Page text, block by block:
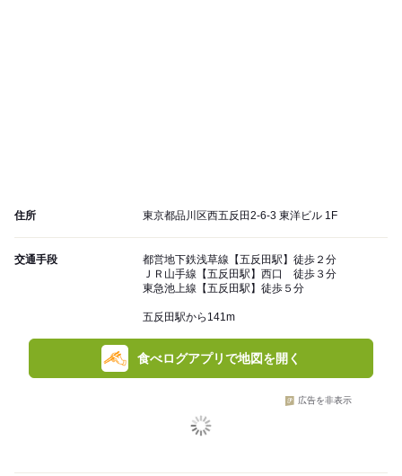
住所 東京都品川区西五反田2-6-3 東洋ビル 1F
交通手段
都営地下鉄浅草線【五反田駅】徒歩２分
ＪＲ山手線【五反田駅】西口 徒歩３分
東急池上線【五反田駅】徒歩５分
五反田駅から141m
食べログアプリで地図を開く
広告を非表示